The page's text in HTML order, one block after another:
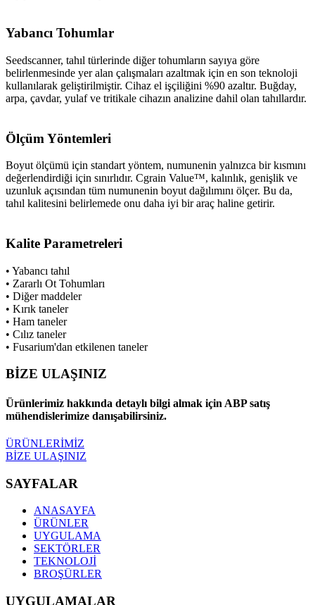
Yabancı Tohumlar
Seedscanner, tahıl türlerinde diğer tohumların sayıya göre
belirlenmesinde yer alan çalışmaları azaltmak için en son teknoloji
kullanılarak geliştirilmiştir. Cihaz el işçiliğini %90 azaltır. Buğday,
arpa, çavdar, yulaf ve tritikale cihazın analizine dahil olan tahıllardır.
Ölçüm Yöntemleri
Boyut ölçümü için standart yöntem, numunenin yalnızca bir kısmını
değerlendirdiği için sınırlıdır. Cgrain Value™, kalınlık, genişlik ve
uzunluk açısından tüm numunenin boyut dağılımını ölçer. Bu da,
tahıl kalitesini belirlemede onu daha iyi bir araç haline getirir.
Kalite Parametreleri
• Yabancı tahıl
• Zararlı Ot Tohumları
• Diğer maddeler
• Kırık taneler
• Ham taneler
• Cılız taneler
• Fusarium'dan etkilenen taneler
BİZE ULAŞINIZ
Ürünlerimiz hakkında detaylı bilgi almak için ABP satış
mühendislerimize danışabilirsiniz.
ÜRÜNLERİMİZ
BİZE ULAŞINIZ
SAYFALAR
ANASAYFA
ÜRÜNLER
UYGULAMA
SEKTÖRLER
TEKNOLOJİ
BROŞÜRLER
UYGULAMALAR